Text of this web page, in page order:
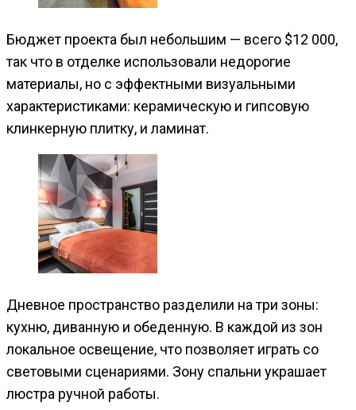
Бюджет проекта был небольшим — всего $12 000,
так что в отделке использовали недорогие
материалы, но с эффектными визуальными
характеристиками: керамическую и гипсовую
клинкерную плитку, и ламинат.
Дневное пространство разделили на три зоны:
кухню, диванную и обеденную. В каждой из зон
локальное освещение, что позволяет играть со
световыми сценариями. Зону спальни украшает
люстра ручной работы.